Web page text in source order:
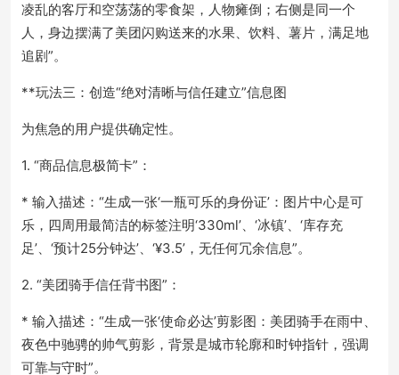
凌乱的客厅和空荡荡的零食架，人物瘫倒；右侧是同一个
人，身边摆满了美团闪购送来的水果、饮料、薯片，满足地
追剧”。
**玩法三：创造“绝对清晰与信任建立”信息图
为焦急的用户提供确定性。
1. “商品信息极简卡”：
* 输入描述：“生成一张‘一瓶可乐的身份证’：图片中心是可
乐，四周用最简洁的标签注明‘330ml’、‘冰镇’、‘库存充
足’、‘预计25分钟达’、‘¥3.5’，无任何冗余信息”。
2. “美团骑手信任背书图”：
* 输入描述：“生成一张‘使命必达’剪影图：美团骑手在雨中、
夜色中驰骋的帅气剪影，背景是城市轮廓和时钟指针，强调
可靠与守时”。